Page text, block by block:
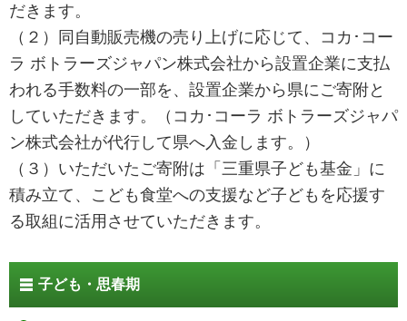
だきます。
（２）同自動販売機の売り上げに応じて、コカ･コー
ラ ボトラーズジャパン株式会社から設置企業に支払
われる手数料の一部を、設置企業から県にご寄附と
していただきます。（コカ･コーラ ボトラーズジャパ
ン株式会社が代行して県へ入金します。）
（３）いただいたご寄附は「三重県子ども基金」に
積み立て、こども食堂への支援など子どもを応援す
る取組に活用させていただきます。
子ども・思春期